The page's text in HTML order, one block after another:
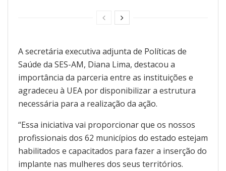
A secretária executiva adjunta de Políticas de
Saúde da SES-AM, Diana Lima, destacou a
importância da parceria entre as instituições e
agradeceu à UEA por disponibilizar a estrutura
necessária para a realização da ação.
“Essa iniciativa vai proporcionar que os nossos
profissionais dos 62 municípios do estado estejam
habilitados e capacitados para fazer a inserção do
implante nas mulheres dos seus territórios.